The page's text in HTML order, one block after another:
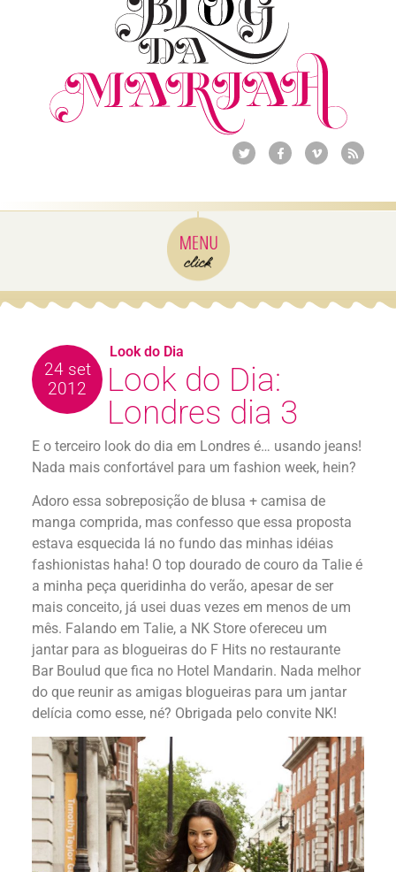
24 set
2012
Look do Dia:
Londres dia 3
E o terceiro look do dia em Londres é… usando jeans!
Nada mais confortável para um fashion week, hein?
Adoro essa sobreposição de blusa + camisa de
manga comprida, mas confesso que essa proposta
estava esquecida lá no fundo das minhas idéias
fashionistas haha! O top dourado de couro da Talie é
a minha peça queridinha do verão, apesar de ser
mais conceito, já usei duas vezes em menos de um
mês. Falando em Talie, a NK Store ofereceu um
jantar para as blogueiras do F Hits no restaurante
Bar Boulud que fica no Hotel Mandarin. Nada melhor
do que reunir as amigas blogueiras para um jantar
delícia como esse, né? Obrigada pelo convite NK!
Look do Dia